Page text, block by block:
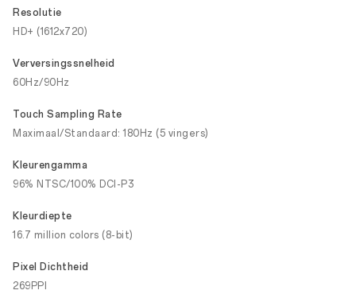
Resolutie
HD+ (1612x720)
Verversingssnelheid
60Hz/90Hz
Touch Sampling Rate
Maximaal/Standaard: 180Hz (5 vingers)
Kleurengamma
96% NTSC/100% DCI-P3
Kleurdiepte
16.7 million colors (8-bit)
Pixel Dichtheid
269PPI